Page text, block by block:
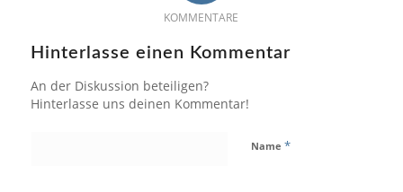
KOMMENTARE
Hinterlasse einen Kommentar
An der Diskussion beteiligen?
Hinterlasse uns deinen Kommentar!
Name *